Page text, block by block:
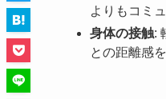
よりもコミ
身体の接触:
との距離感